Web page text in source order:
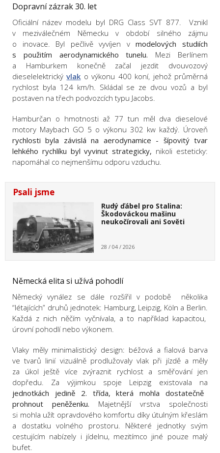
Dopravní zázrak 30. let
Oficiální název modelu byl DRG Class SVT 877. Vznikl
v meziválečném Německu v období silného zájmu
o inovace. Byl pečlivě vyvíjen vmodelových studiích
s použitím aerodynamického tunelu. Mezi Berlínem
a Hamburkem konečně začal jezdit dvouvozový
dieselelektrickývlak o výkonu 400 koní, jehož průměrná
rychlost byla 124 km/h. Skládal se ze dvou vozů a byl
postaven na třech podvozcích typu Jacobs.
Hamburčan o hmotnosti až 77 tun měl dva dieselové
motory Maybach GO 5 o výkonu 302 kw každý. Úroveň
rychlosti byla závislá na aerodynamice - šípovitý tvar
lehkého rychlíku byl vyvinut strategicky, nikoli esteticky:
napomáhal co nejmenšímu odporu vzduchu.
Psali jsme
Rudý ďábel pro Stalina:
Škodováckou mašinu
neukočírovali ani Sověti
28 / 04 / 2026
Německá elita si užívá pohodlí
Německý vynález se dále rozšířil v podobě několika
“létajících” druhů jednotek: Hamburg, Leipzig, Köln a Berlin.
Každá z nich něčím vyčnívala, a to například kapacitou,
úrovní pohodlí nebo výkonem.
Vlaky měly minimalistický design: béžová a fialová barva
ve tvarů linií vizuálně prodlužovaly vlak při jízdě a měly
za úkol ještě více zvýraznit rychlost a směřování jen
dopředu. Za výjimkou spoje Leipzig existovala na
jednotkách jedině 2. třída, která mohla dostatečně
prohnout peněženku. Majetnější vrstva společnosti
si mohla užít opravdového komfortu díky útulným křeslám
a dostatku volného prostoru. Některé jednotky svým
cestujícím nabízely i jídelnu, mezitímco jiné pouze malý
bufet.